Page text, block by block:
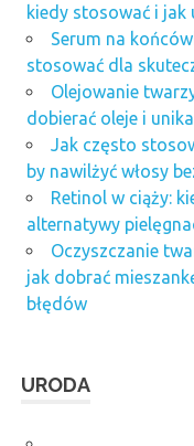
kiedy stosować i jak
Serum na
stosować dla
Olejowanie
dobierać oleje i
Jak często
by nawilżyć włosy
Retinol w ciąży:
alternatywy
Oczyszczanie
jak dobrać
błędów
URODA